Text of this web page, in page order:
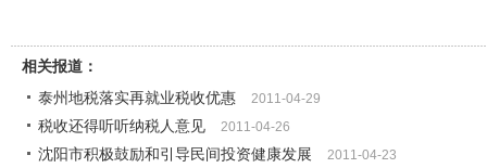
相关报道：
泰州地税落实再就业税收优惠
2011-04-29
税收还得听听纳税人意见 2011-04-26
沈阳市积极鼓励和引导民间投资健康发展 2011-04-23